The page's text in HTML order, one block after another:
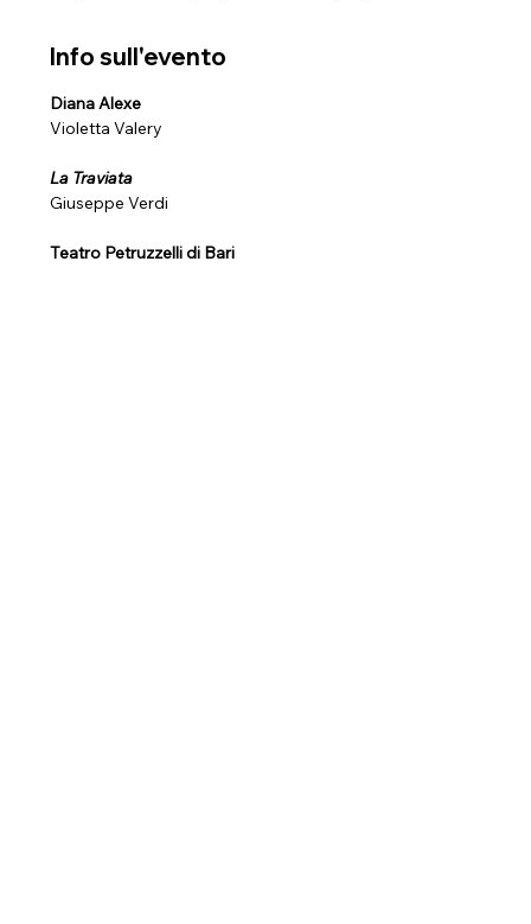
Info sull'evento
Diana Alexe
Violetta Valery
La Traviata
Giuseppe Verdi
Teatro Petruzzelli di Bari